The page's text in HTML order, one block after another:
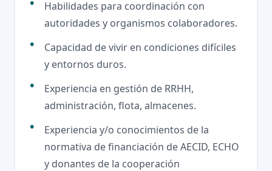
Habilidades para coordinación con
autoridades y organismos colaboradores.
Capacidad de vivir en condiciones difíciles
y entornos duros.
Experiencia en gestión de RRHH,
administración, flota, almacenes.
Experiencia y/o conocimientos de la
normativa de financiación de AECID, ECHO
y donantes de la cooperación